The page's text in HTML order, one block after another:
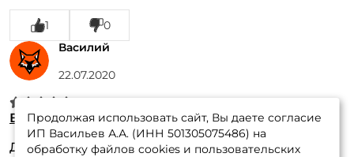
После первой рыбалки в ведро впитался запах
прикормки(Дунаев фидер) простой водой этот
запах не смывается
1
0
Василий
22.07.2020
Ведро КЕДР art. V-01 30 см.
Достоинства:Легкое,удобное ведро. Для замеса
Продолжая использовать сайт, Вы даете согласие
ИП Васильев А.А. (ИНН 501305075486) на
обработку файлов cookies и пользовательских